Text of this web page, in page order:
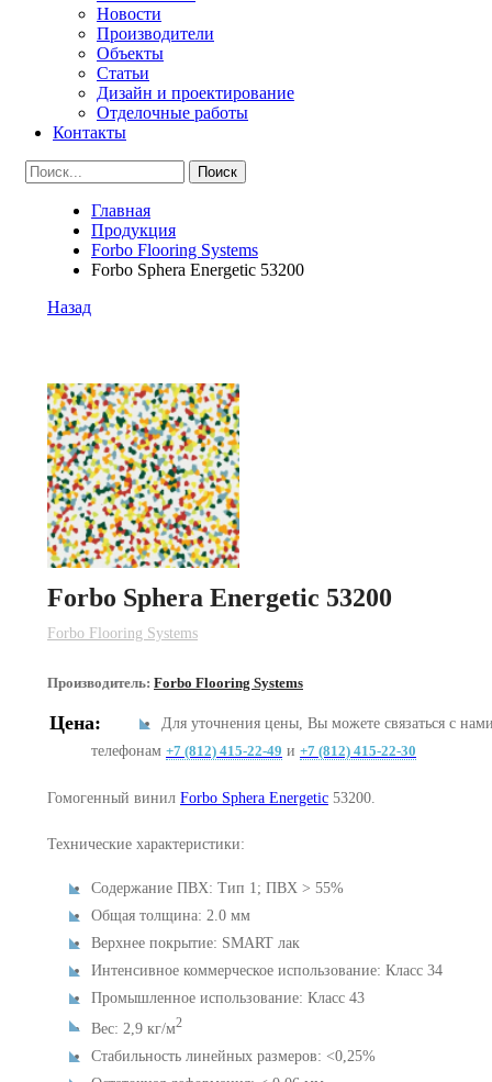
Новости
Производители
Объекты
Статьи
Дизайн и проектирование
Отделочные работы
Контакты
Главная
Продукция
Forbo Flooring Systems
Forbo Sphera Energetic 53200
Назад
Forbo Sphera Energetic 53200
Forbo Flooring Systems
Производитель: Forbo Flooring Systems
Цена:
Для уточнения цены, Вы можете связаться с
телефонам +7 (812) 415-22-49 и +7 (812) 415-22-30
Гомогенный винил Forbo Sphera Energetic 53200.
Технические характеристики:
Содержание ПВХ: Тип 1; ПВХ > 55%
Общая толщина: 2.0 мм
Верхнее покрытие: SMART лак
Интенсивное коммерческое использование: Класс 34
Промышленное использование: Класс 43
Вес: 2,9 кг/м2
Стабильность линейных размеров: <0,25%